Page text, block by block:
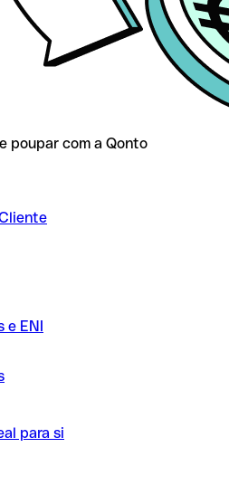
poupar com a Qonto
e ENI
para si